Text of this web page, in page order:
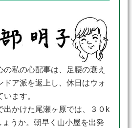
私の心配事は、足腰の衰え
ドア派を返上し、休日はウォ
ます。
かけた尾瀬ヶ原では、３０k
うか。朝早く山小屋を出発